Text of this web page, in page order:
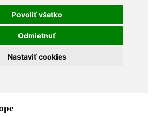
Povoliť všetko
Odmietnuť
Nastaviť cookies